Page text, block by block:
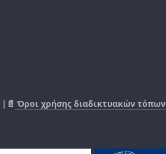
|📄 Όροι χρήσης διαδικτυακών τόπων